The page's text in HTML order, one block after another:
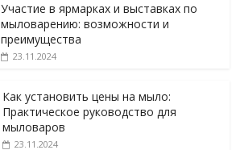
Участие в ярмарках и выставках по
мыловарению: возможности и
преимущества
23.11.2024
Как установить цены на мыло:
Практическое руководство для
мыловаров
23.11.2024